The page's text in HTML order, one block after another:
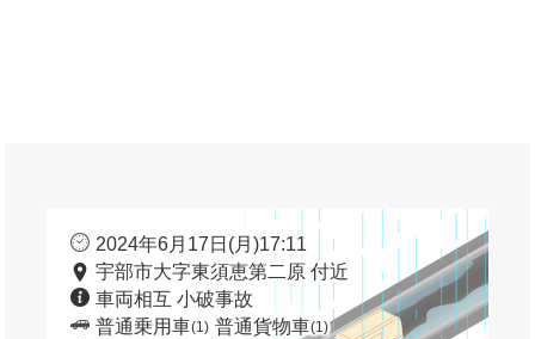
2024年6月17日(月)17:11
宇部市大字東須恵第二原 付近
車両相互 小破事故
普通乗用車(1) 普通貨物車(1)